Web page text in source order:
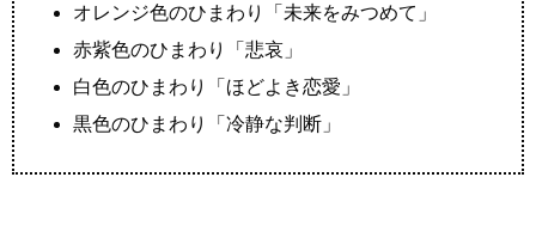
オレンジ色のひまわり「未来をみつめて」
赤紫色のひまわり「悲哀」
白色のひまわり「ほどよき恋愛」
黒色のひまわり「冷静な判断」